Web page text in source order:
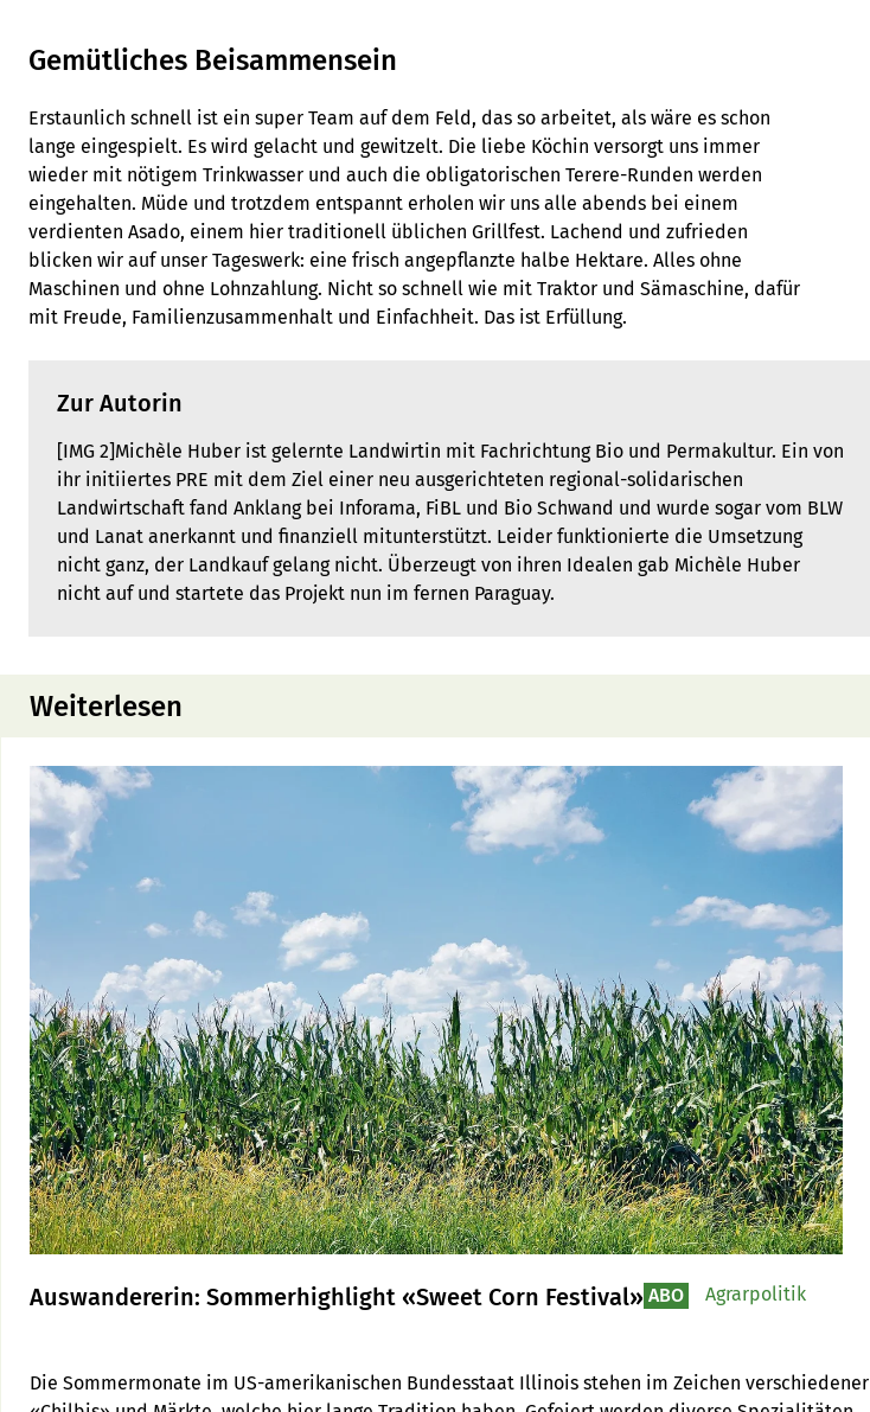
Gemütliches Beisammensein
Erstaunlich schnell ist ein super Team auf dem Feld, das so arbeitet, als wäre es schon
lange eingespielt. Es wird gelacht und gewitzelt. Die liebe Köchin versorgt uns immer
wieder mit nötigem Trinkwasser und auch die obligatorischen Terere-Runden werden
eingehalten. Müde und trotzdem entspannt erholen wir uns alle abends bei einem
verdienten Asado, einem hier traditionell üblichen Grillfest. Lachend und zufrieden
blicken wir auf unser Tageswerk: eine frisch angepflanzte halbe Hektare. Alles ohne
Maschinen und ohne Lohnzahlung. Nicht so schnell wie mit Traktor und Sämaschine, dafür
mit Freude, Familienzusammenhalt und Einfachheit. Das ist Erfüllung.
Zur Autorin
[IMG 2]Michèle Huber ist gelernte Landwirtin mit Fachrichtung Bio und Permakultur. Ein von
ihr initiiertes PRE mit dem Ziel einer neu ausgerichteten regional-solidarischen
Landwirtschaft fand Anklang bei Inforama, FiBL und Bio Schwand und wurde sogar vom BLW
und Lanat anerkannt und finanziell mitunterstützt. Leider funktionierte die Umsetzung
nicht ganz, der Landkauf gelang nicht. Überzeugt von ihren Idealen gab Michèle Huber
nicht auf und startete das Projekt nun im fernen Paraguay.
Weiterlesen
Auswandererin: Sommerhighlight «Sweet Corn Festival»
Die Sommermonate im US-amerikanischen Bundesstaat Illinois stehen im Zeichen verschiedener
ABO Agrarpolitik